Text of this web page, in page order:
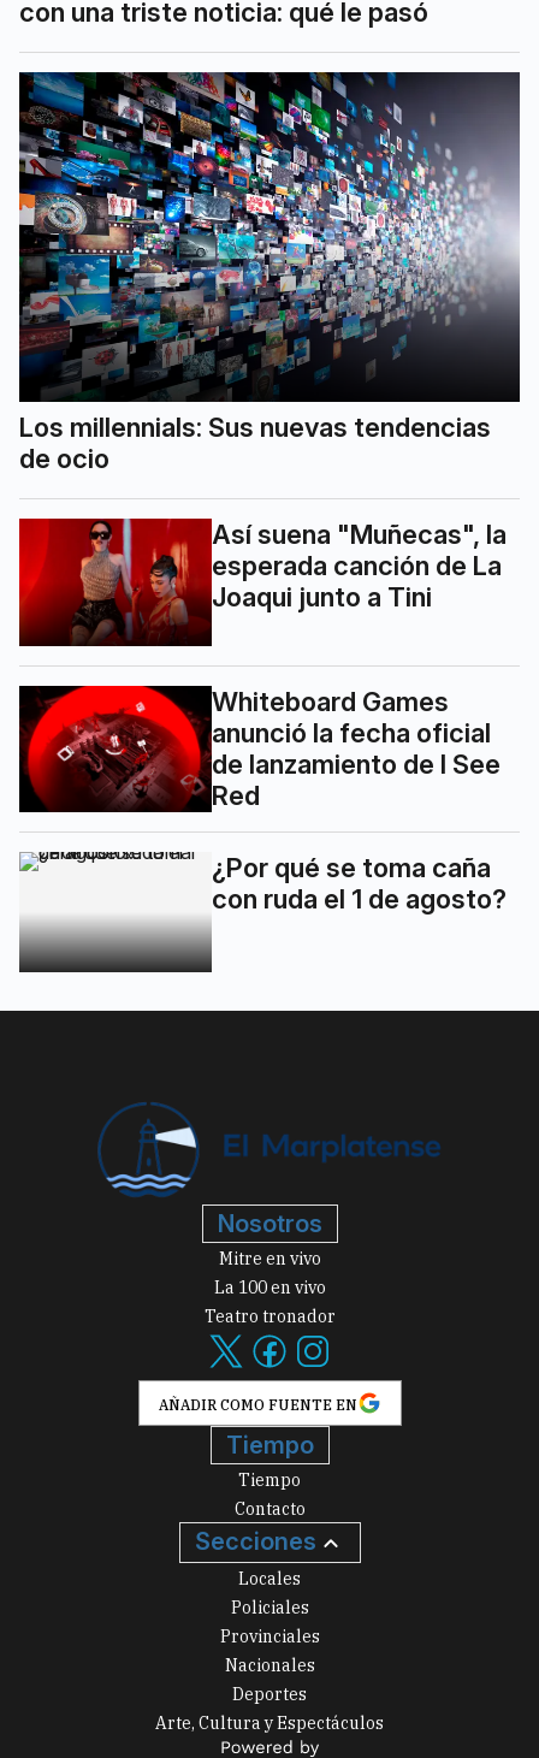
con una triste noticia: qué le pasó
Los millennials: Sus nuevas tendencias
de ocio
Así suena "Muñecas", la
esperada canción de La
Joaqui junto a Tini
Whiteboard Games
anunció la fecha oficial
de lanzamiento de I See
Red
¿Por qué se toma caña
con ruda el 1 de agosto?
Nosotros
Mitre en vivo
La 100 en vivo
Teatro tronador
AÑADIR COMO FUENTE EN
Tiempo
Tiempo
Contacto
Secciones
Locales
Policiales
Provinciales
Nacionales
Deportes
Arte, Cultura y Espectáculos